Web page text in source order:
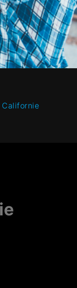
Californie